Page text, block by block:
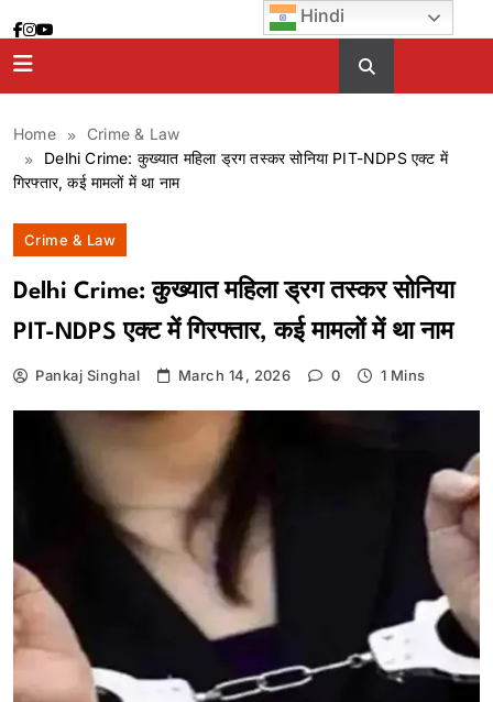
to
content
Home
Crime & Law
Delhi Crime: कुख्यात महिला ड्रग तस्कर सोनिया PIT-NDPS एक्ट में
गिरफ्तार, कई मामलों में था नाम
Crime & Law
Delhi Crime: कुख्यात महिला ड्रग तस्कर सोनिया
PIT-NDPS एक्ट में गिरफ्तार, कई मामलों में था नाम
Pankaj Singhal March 14, 2026 0 1 Mins
Hindi